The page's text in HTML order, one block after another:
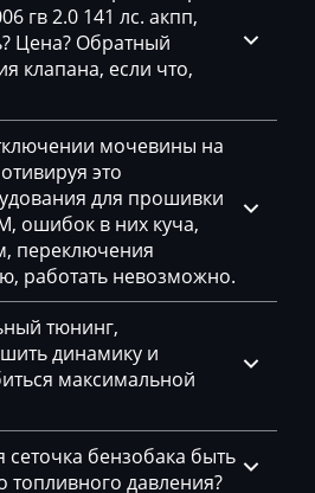
гв 2.0 141 лс. акпп,
Цена? Обратный
клапана, если что,
мочевины на
это
для прошивки
ошибок в них куча,
переключения
работать невозможно.
тюнинг,
динамику и
максимальной
сеточка бензобака быть
топливного давления?